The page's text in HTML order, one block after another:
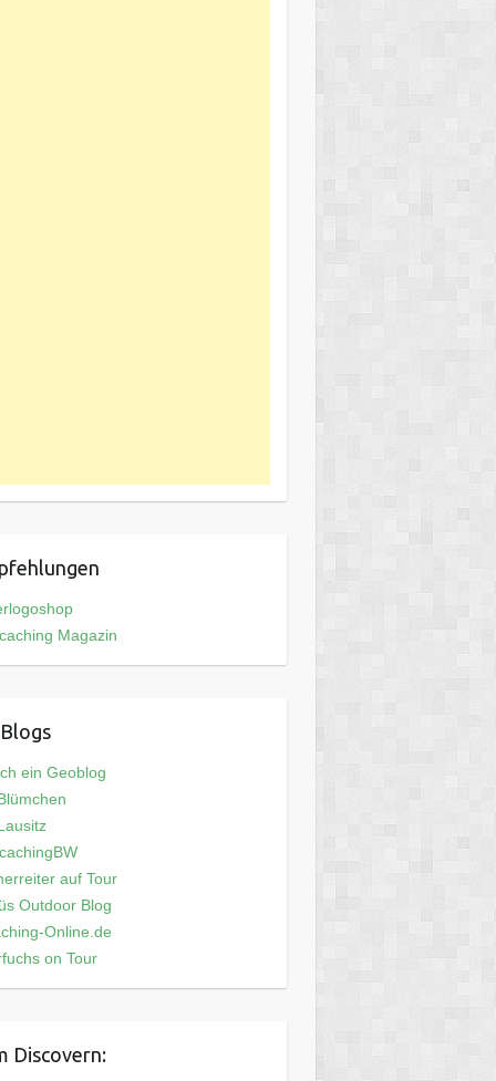
Magazin
ein Geoblog
auf Tour
Outdoor Blog
Online.de
on Tour
Discovern: